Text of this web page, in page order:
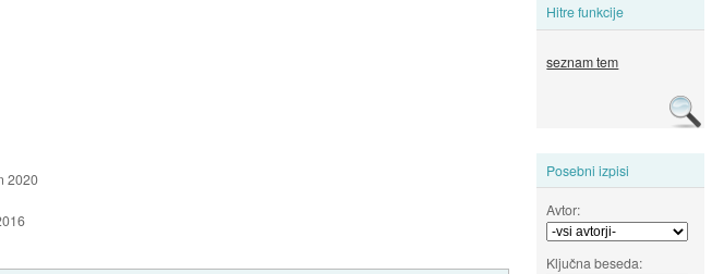
Hitre funkcije
seznam tem
Posebni izpisi
Avtor:
Ključna beseda:
2020